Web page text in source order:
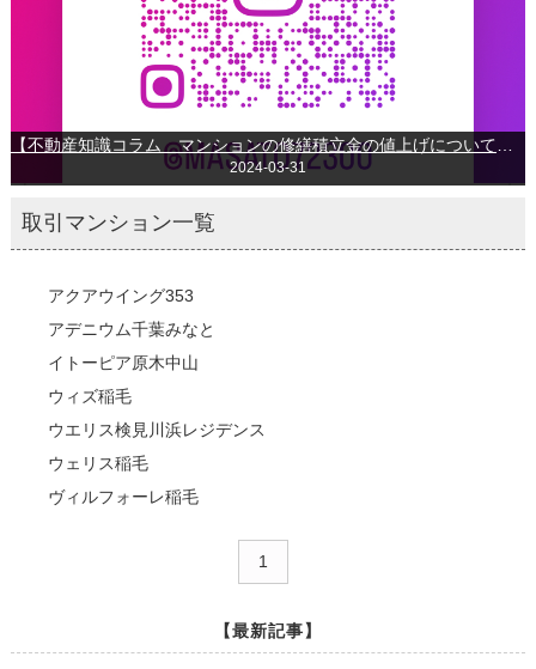
2024-03-31
取引マンション一覧
アクアウイング353
アデニウム千葉みなと
イトーピア原木中山
ウィズ稲毛
ウエリス検見川浜レジデンス
ウェリス稲毛
ヴィルフォーレ稲毛
1
【最新記事】